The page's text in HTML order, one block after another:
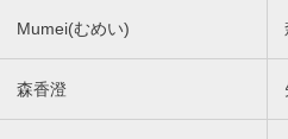
Mumei(むめい)
森香澄